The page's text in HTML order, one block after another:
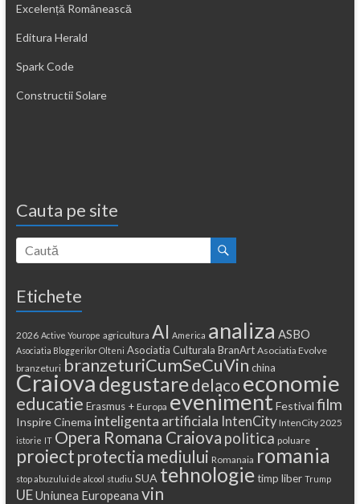
Excelență Românească
Editura Herald
Spark Code
Constructii Solare
Cauta pe site
Etichete
2026 Active Yourope agricultura AI America analiza ASBO
Asociatia Bloggerilor Olteni Asociatia Culturala BranArt Asociatia Evolve
branzeturi branzeturiCumSeCuVin china
Craiova degustaredelaco economie
educatie Erasmus + Europa eveniment Festival film
Inspire Cinema inteligenta artificiala IntenCity IntenCity 2025
istorie IT Opera Romana Craiova politica poluare
proiect protectia mediului Romanaia romania
stop abuzului de alcool studiu SUA tehnologie timp liber Trump
UEUniunea Europeana vin